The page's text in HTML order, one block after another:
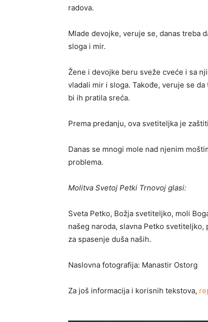
radova.
Mlade devojke, veruje se, danas treba
sloga i mir.
Žene i devojke beru sveže cveće i sa
vladali mir i sloga. Takođe, veruje se
bi ih pratila sreća.
Prema predanju, ova svetiteljka je
Danas se mnogi mole nad njenim
problema.
Molitva Svetoj Petki Trnovoj glasi:
Sveta Petko, Božja svetiteljko, moli
našeg naroda, slavna Petko
za spasenje duša naših.
Naslovna fotografija: Manastir Ostorg
Za još informacija i korisnih tekstova,